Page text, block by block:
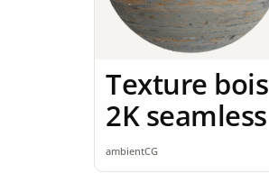
Texture bois
2K seamless
ambientCG